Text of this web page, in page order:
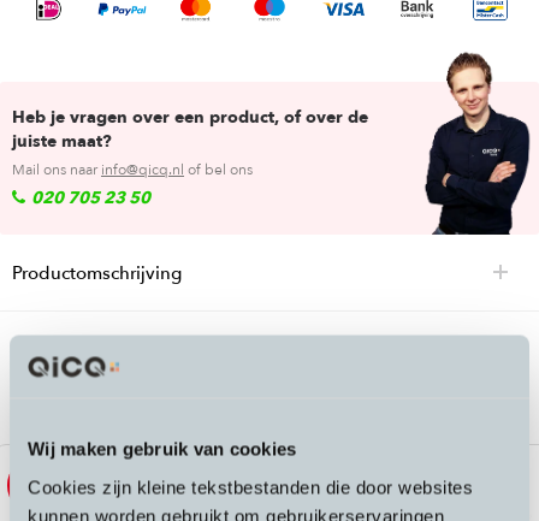
Wij maken gebruik van cookies
Cookies zijn kleine tekstbestanden die door websites
kunnen worden gebruikt om gebruikerservaringen
Heb je vragen over een product, of over de
juiste maat?
Mail ons naar info@qicq.nl of bel ons
020 705 23 50
Productomschrijving
Passende accessoires bij de Stromer ST7
Sale Sale